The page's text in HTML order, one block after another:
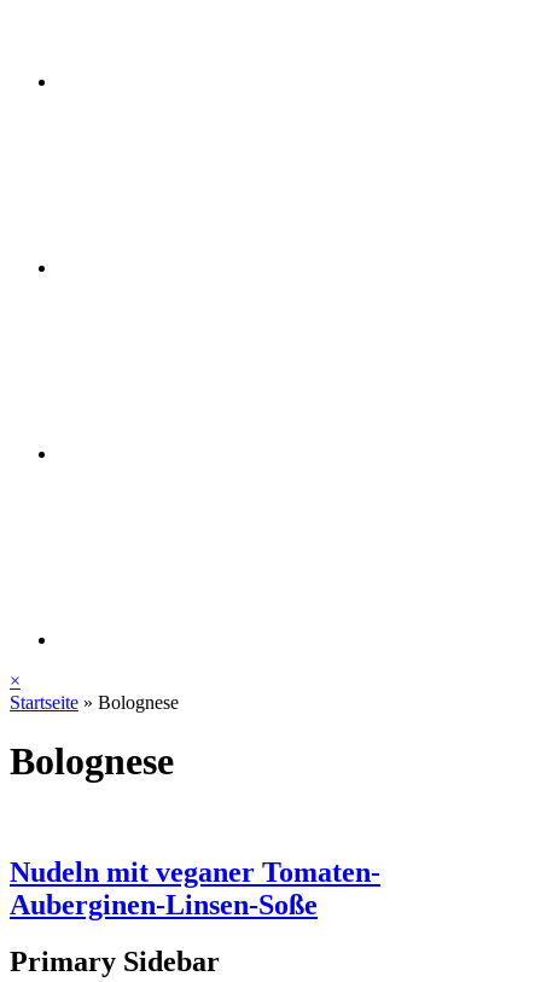
×
Startseite » Bolognese
Bolognese
Nudeln mit veganer Tomaten-
Auberginen-Linsen-Soße
Primary Sidebar